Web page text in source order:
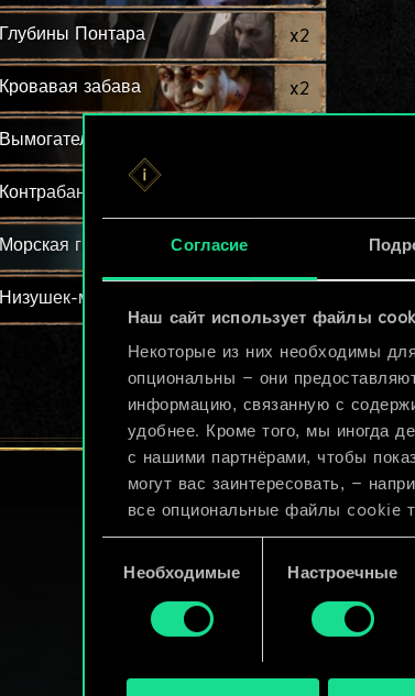
Согласие
Наш сайт использует файлы
Некоторые из них необходимы
опциональны — они
информацию, связанную с
удобнее. Кроме того, мы иногда
с нашими партнёрами, чтобы
могут вас заинтересовать, —
все опциональные файлы cookie
Найти подробную информацию о
«Настройки» ниже.
согласия
Необходимые Настроечные
Глубины Понтара x2
Кровавая забава x2
Вымогательство
Контрабанда
Морская гиена
Низушек-медвежатник